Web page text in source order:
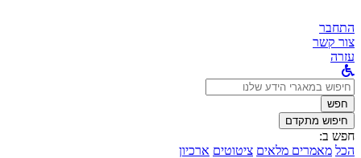
התחבר
צור קשר
עזרה
לחפש
ב:חפש
חיפוש מתקדם
חפש ב:
הכל מאמרים מלאים ציטוטים ארכיון